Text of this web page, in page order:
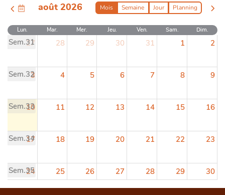
août 2026 Mois Semaine Jour Planning
Lun. Mar. Mer. Jeu. Ven. Sam. Dim.
Sem.31
27 28 29 30 31 1 2
Sem.32
3 4 5 6 7 8 9
Sem.33
10 11 12 13 14 15 16
Sem.34
17 18 19 20 21 22 23
Sem.35
24 25 26 27 28 29 30